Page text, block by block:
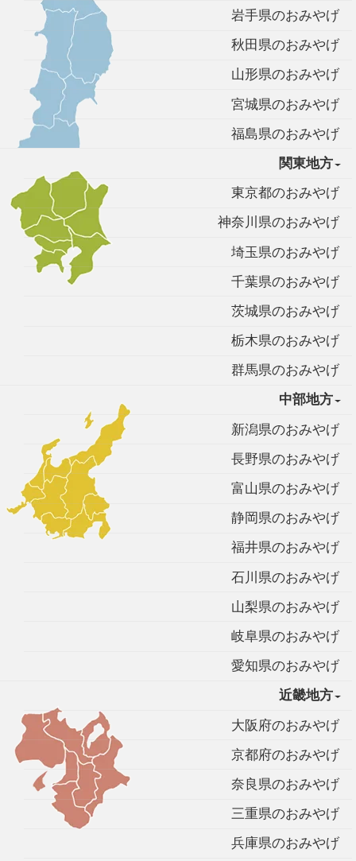
岩手県のおみやげ
秋田県のおみやげ
山形県のおみやげ
宮城県のおみやげ
福島県のおみやげ
関東地方
東京都のおみやげ
神奈川県のおみやげ
埼玉県のおみやげ
千葉県のおみやげ
茨城県のおみやげ
栃木県のおみやげ
群馬県のおみやげ
中部地方
新潟県のおみやげ
長野県のおみやげ
富山県のおみやげ
静岡県のおみやげ
福井県のおみやげ
石川県のおみやげ
山梨県のおみやげ
岐阜県のおみやげ
愛知県のおみやげ
近畿地方
大阪府のおみやげ
京都府のおみやげ
奈良県のおみやげ
三重県のおみやげ
兵庫県のおみやげ